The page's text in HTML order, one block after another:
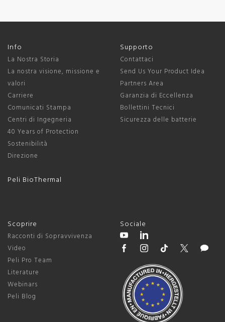
Info
La Nostra Storia
La nostra visione, missione e
valori
Carriere
Comunicati Stampa
Centri di Ingegneria
40 Years of Protection
Sostenibilità
Direzione
Peli BioThermal
Supporto
Contattaci
Send Us Your Product Idea
Partners Area
Garanzia di Eccellenza
Bollettini Tecnici
Sicurezza delle batterie
Scoprire
Racconti di Sopravvivenza
Video
Peli Pro Team
Literature
Webinars
Peli Blog
Sociale